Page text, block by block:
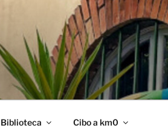
Biblioteca Cibo a km0